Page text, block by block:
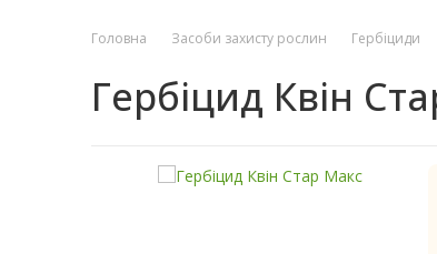
Головна Засоби захисту рослин Гербіциди
Гербіцид Квін